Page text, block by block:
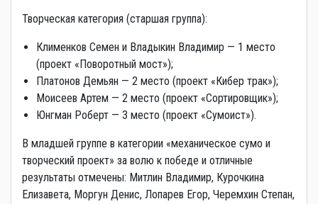
Творческая категория (старшая группа):
Клименков Семен и Владыкин Владимир — 1 место
(проект «Поворотный мост»);
Платонов Демьян — 2 место (проект «Кибер трак»);
Моисеев Артем — 2 место (проект «Сортировщик»);
Юнгман Роберт — 3 место (проект «Сумоист»).
В младшей группе в категории «механическое сумо и
творческий проект» за волю к победе и отличные
результаты отмечены: Митлин Владимир, Курочкина
Елизавета, Моргун Денис, Лопарев Егор, Черемхин Степан,